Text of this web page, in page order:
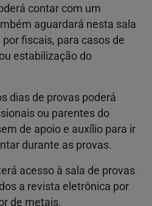
contar com um
aguardará nesta sala
fiscais, para casos de
estabilização do
dias de provas poderá
ou parentes do
de apoio e auxílio para ir
durante as provas.
acesso à sala de provas
a revista eletrônica por
de metais.